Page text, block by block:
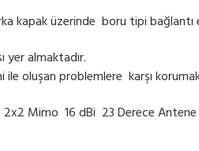
kapak üzerinde boru tipi
yer almaktadır.
oluşan problemlere karşı
Mimo 16 dBi 23 Derece